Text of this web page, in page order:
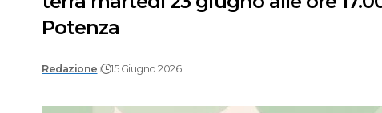
Potenza
Redazione 15 Giugno 2026